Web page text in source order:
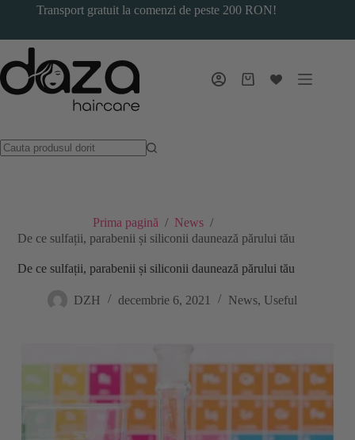
Transport gratuit la comenzi de peste 200 RON!
Coș
Prima pagină / News /
De ce sulfații, parabenii și siliconii daunează părului tău
De ce sulfații, parabenii și siliconii daunează părului tău
DZH decembrie 6, 2021 News, Useful